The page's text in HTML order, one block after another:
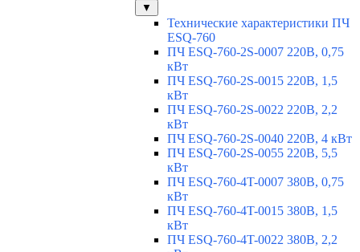
▼
Технические характеристики ПЧ
ESQ-760
ПЧ ESQ-760-2S-0007 220В, 0,75
кВт
ПЧ ESQ-760-2S-0015 220В, 1,5
кВт
ПЧ ESQ-760-2S-0022 220В, 2,2
кВт
ПЧ ESQ-760-2S-0040 220В, 4 кВт
ПЧ ESQ-760-2S-0055 220В, 5,5
кВт
ПЧ ESQ-760-4T-0007 380В, 0,75
кВт
ПЧ ESQ-760-4T-0015 380В, 1,5
кВт
ПЧ ESQ-760-4T-0022 380В, 2,2